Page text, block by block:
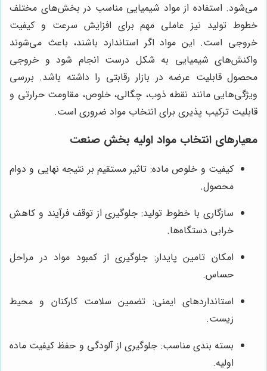
می‌شود. استفاده از مواد شیمیایی مناسب در بخش‌های مختلف
خطوط تولید نیز عاملی مهم برای افزایش سرعت و کیفیت
خروجی است. این مواد اگر استاندارد باشند، باعث می‌شوند
واکنش‌های شیمیایی به شکل درست انجام شود و خروجی
محصول قابلیت عرضه در بازار رقابتی را داشته باشد. بررسی
ویژگی‌هایی مانند نقطه ذوب، چگالی، خلوص، مقاومت حرارتی و
قابلیت ترکیب پذیری برای انتخاب مواد ضروری است.
معیارهای انتخاب مواد اولیه بخش صنعت
کیفیت و خلوص ماده: تاثیر مستقیم بر نتیجه نهایی و دوام
محصول.
سازگاری با خطوط تولید: جلوگیری از توقف فرآیند و کاهش
خرابی دستگاه‌ها.
امکان تامین پایدار: جلوگیری از کمبود مواد در مراحل
حساس.
استانداردهای ایمنی: تضمین سلامت کارکنان و محیط
زیست.
بسته بندی مناسب: جلوگیری از آلودگی و حفظ کیفیت ماده
اولیه.